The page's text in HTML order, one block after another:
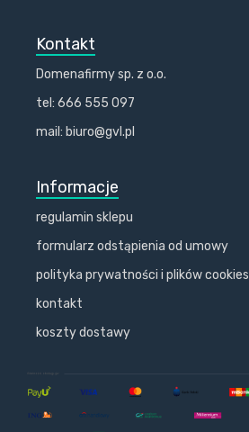
Kontakt
Domenafirmy sp. z o.o.
tel: 666 555 097
mail: biuro@gvl.pl
Informacje
regulamin sklepu
formularz odstąpienia od umowy
polityka prywatności i plików cookies
kontakt
koszty dostawy